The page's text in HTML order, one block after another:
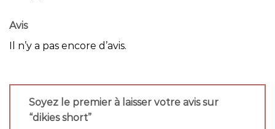
Avis
Il n’y a pas encore d’avis.
Soyez le premier à laisser votre avis sur
“dikies short”